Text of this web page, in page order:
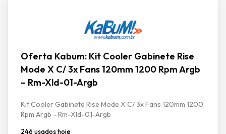
Oferta Kabum: Kit Cooler Gabinete Rise
Mode X C/ 3x Fans 120mm 1200 Rpm Argb
– Rm-Xld-01-Argb
Kit Cooler Gabinete Rise Mode X C/ 3x Fans 120mm 1200
Rpm Argb - Rm-Xld-01-Argb
246 usados hoje